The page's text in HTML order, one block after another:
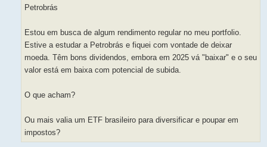
Petrobrás
Estou em busca de algum rendimento regular no meu portfolio.
Estive a estudar a Petrobrás e fiquei com vontade de deixar
moeda. Têm bons dividendos, embora em 2025 vá "baixar" e o seu
valor está em baixa com potencial de subida.
O que acham?
Ou mais valia um ETF brasileiro para diversificar e poupar em
impostos?